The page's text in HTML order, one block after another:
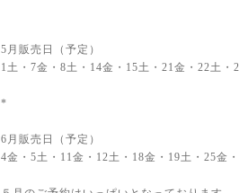
5月販売日（予定）
1土・7金・8土・14金・15土・21金・22土・
*
6月販売日（予定）
4金・5土・11金・12土・18金・19土・25金